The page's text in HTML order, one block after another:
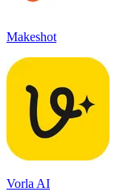
Makeshot
Vorla AI